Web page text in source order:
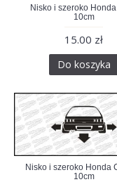
Nisko i szeroko
10cm
15.00 zł
Do koszyka
Nisko i szeroko Honda
10cm